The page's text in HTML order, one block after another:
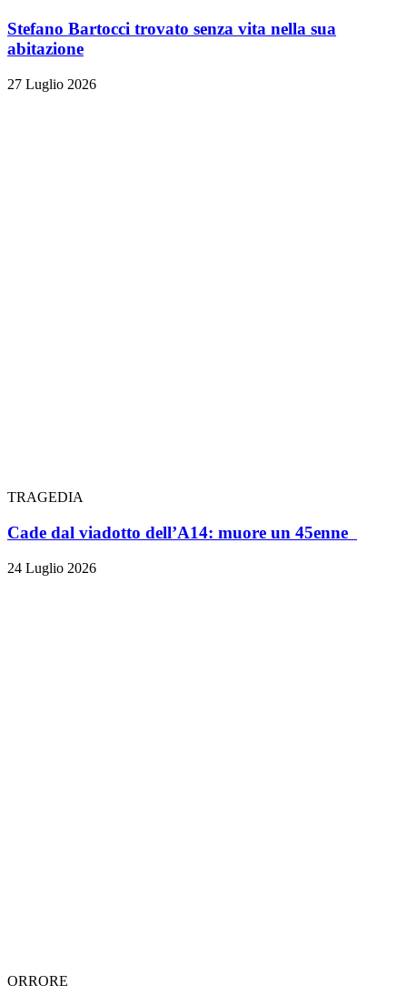
Stefano Bartocci trovato senza vita nella sua
abitazione
27 Luglio 2026
TRAGEDIA
Cade dal viadotto dell’A14: muore un 45enne
24 Luglio 2026
ORRORE